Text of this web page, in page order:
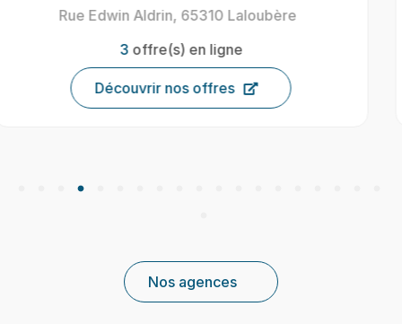
40 Av. Henri Gout, 11000 Carcassonne, France
9offre(s) en ligne
Découvrir nos offres
Nos agences